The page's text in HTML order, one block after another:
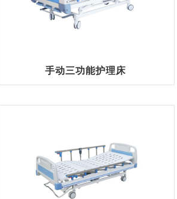
手动三功能护理床